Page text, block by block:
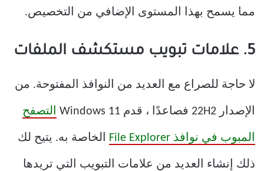
مما يسمح بهذا المستوى الإضافي من التخصيص.
5. علامات تبويب مستكشف الملفات
لا حاجة للصراع مع العديد من النوافذ المفتوحة. من
الإصدار 22H2 فصاعدًا ، قدم Windows 11 التصفح
المبوب في نوافذ File Explorer الخاصة به. يتيح لك
ذلك إنشاء العديد من علامات التبويب التي تريدها